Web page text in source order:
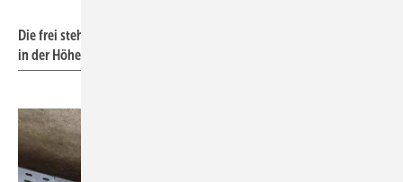
Die frei stehende Abgasanlage mit vier Leitungen misst etwa 12 m
in der Höhe.